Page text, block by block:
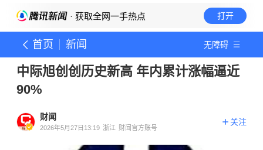
· 获取全网一手热点 打开
首页 新闻 无障碍
中际旭创创历史新高 年内累计涨幅逼近
90%
财闻
2026年5月27日13:19 浙江 财闻官方账号
关注